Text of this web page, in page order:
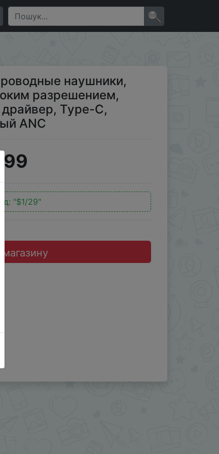
аудио, Bluetooth 5,0, 40мм драйвер, Type-C,
наушники,
разрешением,
Type-C,
ANC
"$1/29"